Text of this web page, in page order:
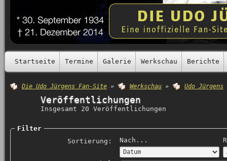
Startseite Termine Galerie Werkschau Berichte
Die Udo Jürgens Fan-Site » Werkschau » Udo Jürgens
Veröffentlichungen
Insgesamt 20 Veröffentlichungen
Filter
Sortierung:
Nach...